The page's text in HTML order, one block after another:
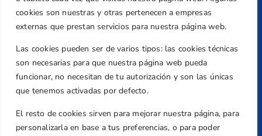
cookies son nuestras y otras pertenecen a empresas
externas que prestan servicios para nuestra página web.
Las cookies pueden ser de varios tipos: las cookies técnicas
son necesarias para que nuestra página web pueda
funcionar, no necesitan de tu autorización y son las únicas
que tenemos activadas por defecto.
El resto de cookies sirven para mejorar nuestra página, para
personalizarla en base a tus preferencias, o para poder
Caballero, Nº 5, Despachos 2 y 3, 46980,
Valencia
+34 961 367 799
Email
federacion@golfcv.com
Aviso Legal